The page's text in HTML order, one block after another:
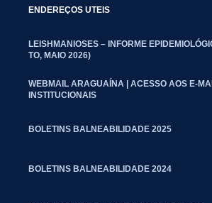
ENDEREÇOS UTEIS
LEISHMANIOSES – INFORME
TO, MAIO 2026)
WEBMAIL ARAGUAÍNA | ACESSO AOS E-
INSTITUCIONAIS
BOLETINS BALNEABILIDADE 2025
BOLETINS BALNEABILIDADE 2024